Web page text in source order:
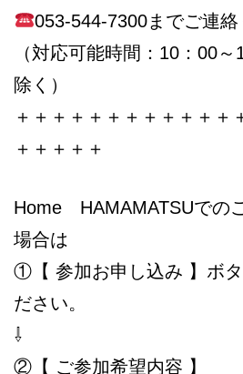
053-544-7300までご連絡
（対応可能時間：10：00
除く）
＋＋＋＋＋＋＋＋＋＋＋＋
＋＋＋＋＋
Home HAMAMATSUでの
場合は
①【 参加お申し込み 】ボタ
ださい。
⇩
②【 ご参加希望内容 】